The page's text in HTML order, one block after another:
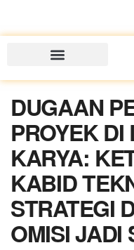
DUGAAN
PROYEK DI
KARYA:
KABID
STRATEGI
OMISI JADI